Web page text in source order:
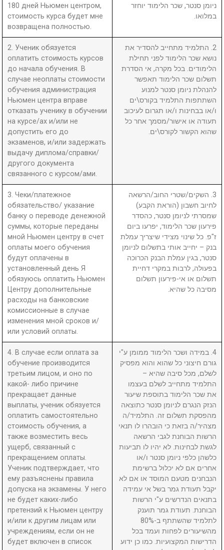
180 дней Ньюмен центром,
стоимость курса будет мне
возвращена полностью.
ניומן סנטר, שכר הלימוד יוחזר
במלואו.
2. Ученик обязуется
оплатить стоимость курсов
до начала обучения. В
случае неоплаты стоимости
обучения администрация
Ньюмен центра вправе
отказать ученику в обучении
на курсе/ах и/или не
допустить его до
экзаменов, и/или задержать
выдачу диплома/справки/
другого документа
связанного с курсом/ами.
2. התלמיד מתחייב להסדיר את
נושא שכר הלימוד לפני תחילת
הלימודים. בכל מקרה, אי הסדרת
תשלום שכר הלימוד תאפשר
להנהלת ניומן סנטר למנוע
השתתפות התלמיד בקורס\ים
ו/או בבחינות ו/או תגרום לעיכוב
תעודה או אישור/מסמך אחר כל
שהוא הקשור לקורס\ים.
3. Чеки/платежное
обязательство/ указание
банку о переводе денежной
суммы, которые переданы
мной Ньюмен центру в счет
оплаты моего обучения
будут оплачены в
установленный день Я
обязуюсь оплатить Ньюмен
Центру дополнительные
расходы на банковские
комиссионные в случае
изменения мной сроков и/
или условий оплаты.
3. השקים/שטרי החוב/הרשאה
לחיוב חשבון (הוראת הקבע)
שמסרתי לניומן סנטר, כהסדר
פירעון שכר הלימוד, יפרעו ביום
ז"פ. כל שינוי מצידי שיצריך עמלת
בנק – יחייב אותי בתשלום לניומן
סנטר, בגין עמלת הבנק הכרוכה
בפעולה, לרבות במקרי דחיית
תשלום או אי-פירעון תשלום
מסיבה כל שהיא.
4. В случае если оплата за
обучение производится
третьим лицом, и оно по
какой- либо причине
прекращает данные
выплаты, ученик обязуется
оплатить самостоятельно
стоимость обучения, а
также возместить весь
ущерб, связанный с
прекращением оплаты.
Ученик подтверждает, что
ему разъяснены правила
допуска на экзамены. У него
не будет каких-либо
претензий к Ньюмен центру
и/или к другим лицам или
учреждениям, если он не
будет включен в список
4. במידה ושכר הלימוד ממומן ע"י
גורם חיצוני כל שהוא והוא מפסיק
לשלם, מכל סיבה שהיא –
התלמיד מתחייב לשלם בעצמו
את שכר הלימוד בתוספת שיעור
הנזק הנגרם לניומן סנטר כתוצאה
מהפסקת תשלום זה. התלמיד/ה
מצהיר/ה בזאת כי הובהרו לו תנאי
הרשות הבוחנת לגבי הרשאה
לגשת לבחינות. לא יהיו לו תביעות
כלשהן כלפי ניומן סנטר ו/או
אחרים אם לא יכלול ברשימת
הנבחנים מטעם המוסד או אם לא
יקבל תעודת גמר בשל אי עמידה
בתנאים הנדרשים ע"י הרשות
הבוחנת. תעודת גמר תוענק
לתלמיד שהשתתף ב-80%
מהשיעורים לפחות ועמד בכל
הדרישות המקצועיות. כמו כן ידוע